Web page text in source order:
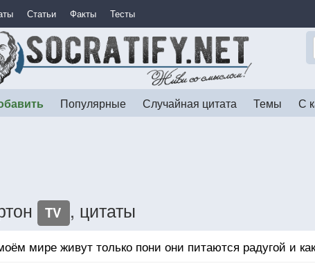
Статьи Факты Тесты
Популярные Случайная цитата Темы С
TV , цитаты
мире живут только пони они питаются радугой и